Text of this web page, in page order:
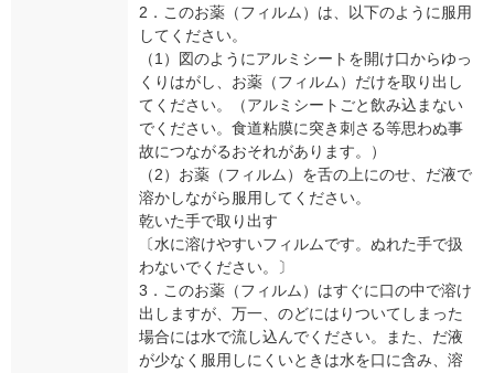
2．このお薬（フィルム）は、以下のように服用
してください。
（1）図のようにアルミシートを開け口からゆっ
くりはがし、お薬（フィルム）だけを取り出し
てください。（アルミシートごと飲み込まない
でください。食道粘膜に突き刺さる等思わぬ事
故につながるおそれがあります。）
（2）お薬（フィルム）を舌の上にのせ、だ液で
溶かしながら服用してください。
乾いた手で取り出す
〔水に溶けやすいフィルムです。ぬれた手で扱
わないでください。〕
3．このお薬（フィルム）はすぐに口の中で溶け
出しますが、万一、のどにはりついてしまった
場合には水で流し込んでください。また、だ液
が少なく服用しにくいときは水を口に含み、溶